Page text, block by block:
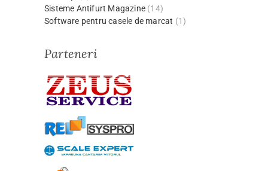
Sisteme Antifurt Magazine (14)
Software pentru casele de marcat (1)
Parteneri